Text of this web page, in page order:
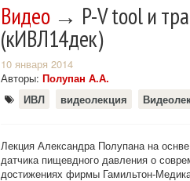
Видео→ P-V tool и
(кИВЛ14дек)
10 января 2014
Авторы: Полупан А.А.
ИВЛ
видеолекция
Лекция Александра Полупана на
датчика пищевдного давления о
достижениях фирмы Гамильтон-